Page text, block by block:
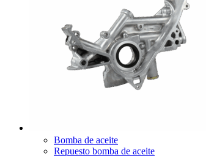
Bomba de aceite
Repuesto bomba de aceite